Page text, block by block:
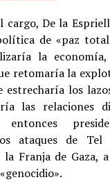
cargo, De la
de «paz
la
retomaría la
estrecharía los
las relaciones
ataques de
Franja de Gaza,